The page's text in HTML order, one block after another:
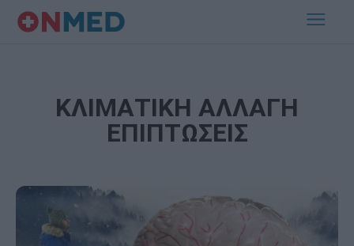
ΚΛΙΜΑΤΙΚΗ ΑΛΛΑΓΗ
ΕΠΙΠΤΩΣΕΙΣ